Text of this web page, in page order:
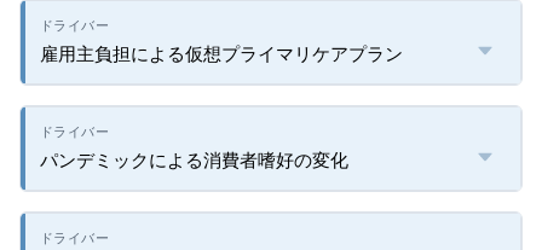
雇用主負担による仮想プライマリケアプラン
パンデミックによる消費者嗜好の変化